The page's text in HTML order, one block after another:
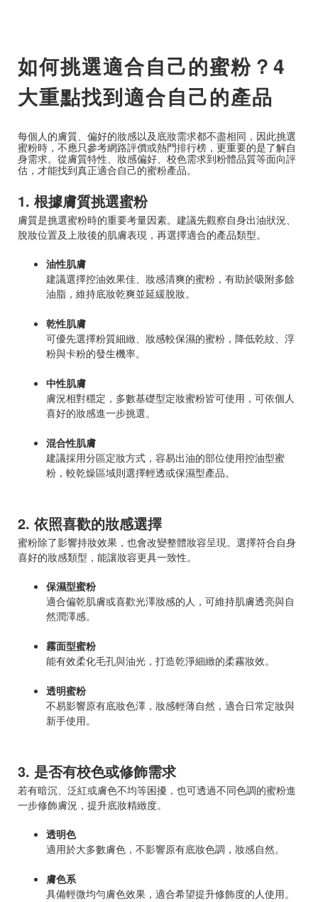
如何挑選適合自己的蜜粉？4
大重點找到適合自己的產品
每個人的膚質、偏好的妝感以及底妝需求都不盡相同，因此挑選
蜜粉時，不應只參考網路評價或熱門排行榜，更重要的是了解自
身需求。從膚質特性、妝感偏好、校色需求到粉體品質等面向評
估，才能找到真正適合自己的蜜粉產品。
1. 根據膚質挑選蜜粉
膚質是挑選蜜粉時的重要考量因素。建議先觀察自身出油狀況、
脫妝位置及上妝後的肌膚表現，再選擇適合的產品類型。
油性肌膚
建議選擇控油效果佳、妝感清爽的蜜粉，有助於吸附多餘
油脂，維持底妝乾爽並延緩脫妝。
乾性肌膚
可優先選擇粉質細緻、妝感較保濕的蜜粉，降低乾紋、浮
粉與卡粉的發生機率。
中性肌膚
膚況相對穩定，多數基礎型定妝蜜粉皆可使用，可依個人
喜好的妝感進一步挑選。
混合性肌膚
建議採用分區定妝方式，容易出油的部位使用控油型蜜
粉，較乾燥區域則選擇輕透或保濕型產品。
2. 依照喜歡的妝感選擇
蜜粉除了影響持妝效果，也會改變整體妝容呈現。選擇符合自身
喜好的妝感類型，能讓妝容更具一致性。
保濕型蜜粉
適合偏乾肌膚或喜歡光澤妝感的人，可維持肌膚透亮與自
然潤澤感。
霧面型蜜粉
能有效柔化毛孔與油光，打造乾淨細緻的柔霧妝效。
透明蜜粉
不易影響原有底妝色澤，妝感輕薄自然，適合日常定妝與
新手使用。
3. 是否有校色或修飾需求
若有暗沉、泛紅或膚色不均等困擾，也可透過不同色調的蜜粉進
一步修飾膚況，提升底妝精緻度。
透明色
適用於大多數膚色，不影響原有底妝色調，妝感自然。
膚色系
具備輕微均勻膚色效果，適合希望提升修飾度的人使用。